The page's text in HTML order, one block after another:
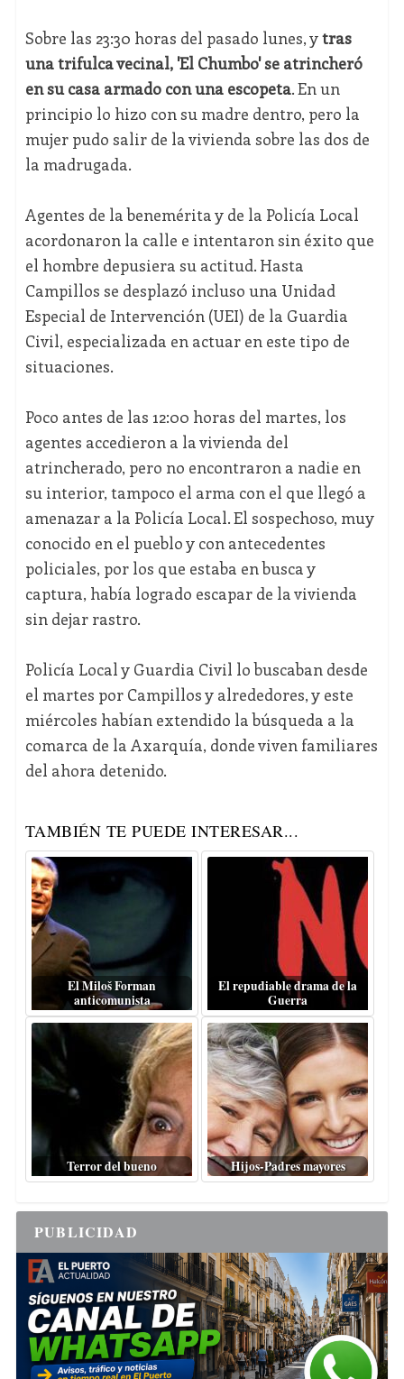
Sobre las 23:30 horas del pasado lunes, ytras
una trifulca vecinal, 'El Chumbo' se atrincheró
en su casa armado con una escopeta. En un
principio lo hizo con su madre dentro, pero la
mujer pudo salir de la vivienda sobre las dos de
la madrugada.
Agentes de la benemérita y de la Policía Local
acordonaron la calle e intentaron sin éxito que
el hombre depusiera su actitud. Hasta
Campillos se desplazó incluso una Unidad
Especial de Intervención (UEI) de la Guardia
Civil, especializada en actuar en este tipo de
situaciones.
Poco antes de las 12:00 horas del martes, los
agentes accedieron a la vivienda del
atrincherado, pero no encontraron a nadie en
su interior, tampoco el arma con el que llegó a
amenazar a la Policía Local. El sospechoso, muy
conocido en el pueblo y con antecedentes
policiales, por los que estaba en busca y
captura, había logrado escapar de la vivienda
sin dejar rastro.
Policía Local y Guardia Civil lo buscaban desde
el martes por Campillos y alrededores, y este
miércoles habían extendido la búsqueda a la
comarca de la Axarquía, donde viven familiares
del ahora detenido.
TAMBIÉN TE PUEDE INTERESAR...
El Miloš Forman
anticomunista
El repudiable drama de la
Guerra
Terror del bueno Hijos-Padres mayores
PUBLICIDAD